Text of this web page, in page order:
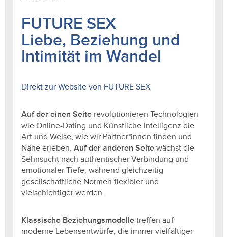
FUTURE SEX
Liebe, Beziehung und
Intimität im Wandel
Direkt zur Website von FUTURE SEX
Auf der einen Seite revolutionieren Technologien
wie Online-Dating und Künstliche Intelligenz die
Art und Weise, wie wir Partner*innen finden und
Nähe erleben. Auf der anderen Seite wächst die
Sehnsucht nach authentischer Verbindung und
emotionaler Tiefe, während gleichzeitig
gesellschaftliche Normen flexibler und
vielschichtiger werden.
Klassische Beziehungsmodelle treffen auf
moderne Lebensentwürfe, die immer vielfältiger